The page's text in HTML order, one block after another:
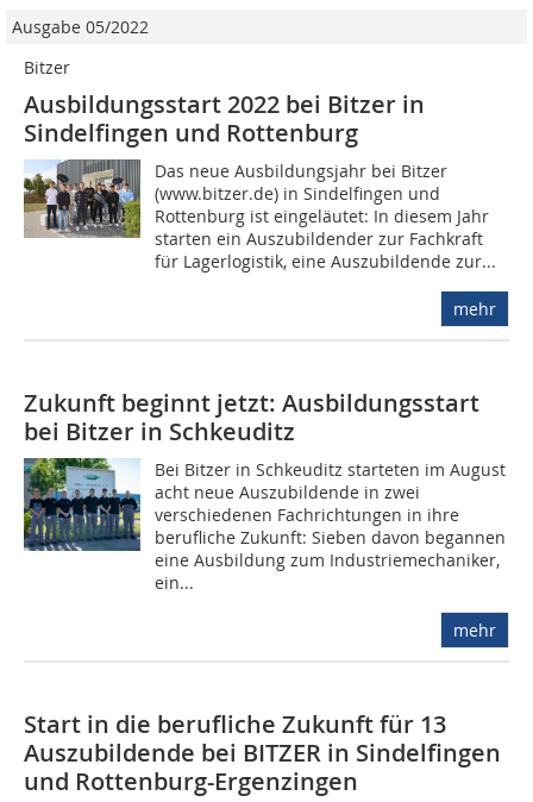
Ausgabe 05/2022
Bitzer
Ausbildungsstart 2022 bei Bitzer in
Sindelfingen und Rottenburg
Das neue Ausbildungsjahr bei Bitzer
(www.bitzer.de) in Sindelfingen und
Rottenburg ist eingeläutet: In diesem Jahr
starten ein Auszubildender zur Fachkraft
für Lagerlogistik, eine Auszubildende zur...
mehr
Zukunft beginnt jetzt: Ausbildungsstart
bei Bitzer in Schkeuditz
Bei Bitzer in Schkeuditz starteten im August
acht neue Auszubildende in zwei
verschiedenen Fachrichtungen in ihre
berufliche Zukunft: Sieben davon begannen
eine Ausbildung zum Industriemechaniker,
ein...
mehr
Start in die berufliche Zukunft für 13
Auszubildende bei BITZER in Sindelfingen
und Rottenburg-Ergenzingen